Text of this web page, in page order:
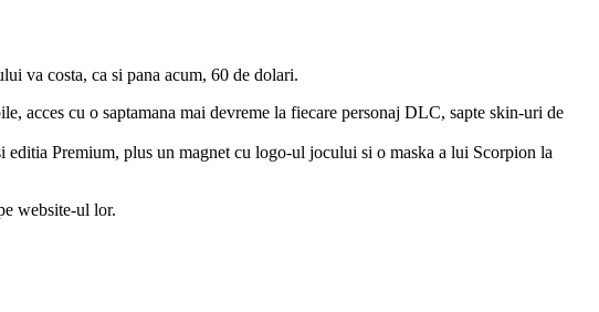
va costa, ca si pana acum, 60 de dolari.
acces cu o saptamana mai devreme la fiecare personaj DLC, sapte skin-uri de
Premium, plus un magnet cu logo-ul jocului si o maska a lui Scorpion la
website-ul lor.